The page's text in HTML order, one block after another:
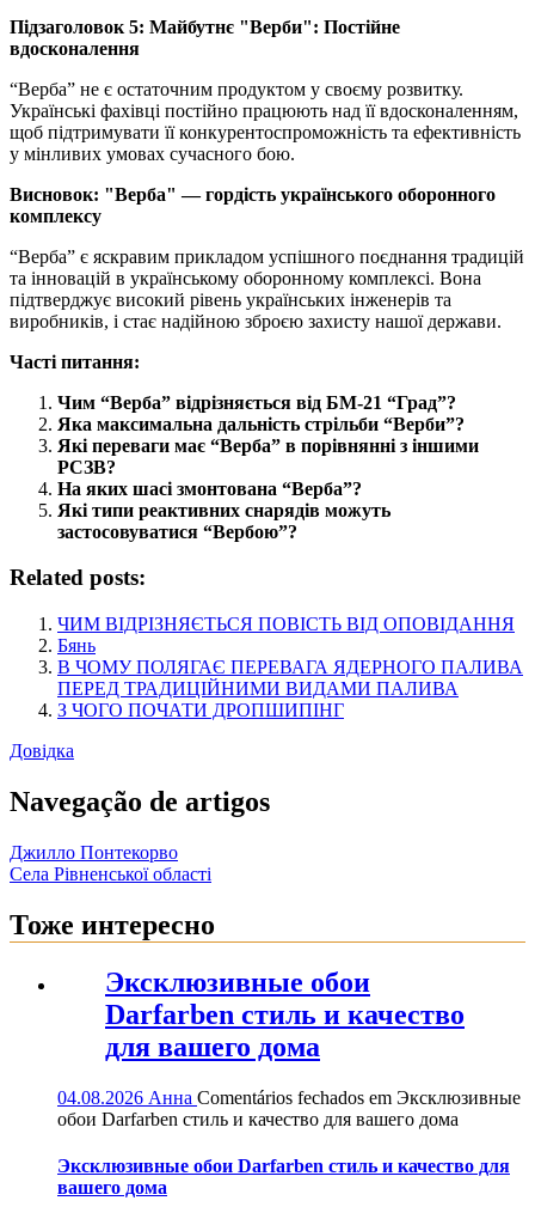
Підзаголовок 5: Майбутнє "Верби": Постійне
вдосконалення
“Верба” не є остаточним продуктом у своєму розвитку.
Українські фахівці постійно працюють над її вдосконаленням,
щоб підтримувати її конкурентоспроможність та ефективність
у мінливих умовах сучасного бою.
Висновок: "Верба" — гордість українського оборонного
комплексу
“Верба” є яскравим прикладом успішного поєднання традицій
та інновацій в українському оборонному комплексі. Вона
підтверджує високий рівень українських інженерів та
виробників, і стає надійною зброєю захисту нашої держави.
Часті питання:
Чим “Верба” відрізняється від БМ-21 “Град”?
Яка максимальна дальність стрільби “Верби”?
Які переваги має “Верба” в порівнянні з іншими
РСЗВ?
На яких шасі змонтована “Верба”?
Які типи реактивних снарядів можуть
застосовуватися “Вербою”?
Related posts:
ЧИМ ВІДРІЗНЯЄТЬСЯ ПОВІСТЬ ВІД ОПОВІДАННЯ
Бянь
В ЧОМУ ПОЛЯГАЄ ПЕРЕВАГА ЯДЕРНОГО ПАЛИВА
ПЕРЕД ТРАДИЦІЙНИМИ ВИДАМИ ПАЛИВА
З ЧОГО ПОЧАТИ ДРОПШИПІНГ
Довідка
Navegação de artigos
Джилло Понтекорво
Села Рівненської області
Тоже интересно
Эксклюзивные обои
Darfarben стиль и качество
для вашего дома
04.08.2026 Анна Comentários fechados em Эксклюзивные
обои Darfarben стиль и качество для вашего дома
Эксклюзивные обои Darfarben стиль и качество для
вашего дома